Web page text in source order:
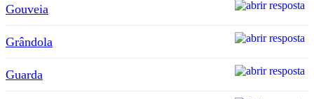
Gouveia
Grândola
Guarda